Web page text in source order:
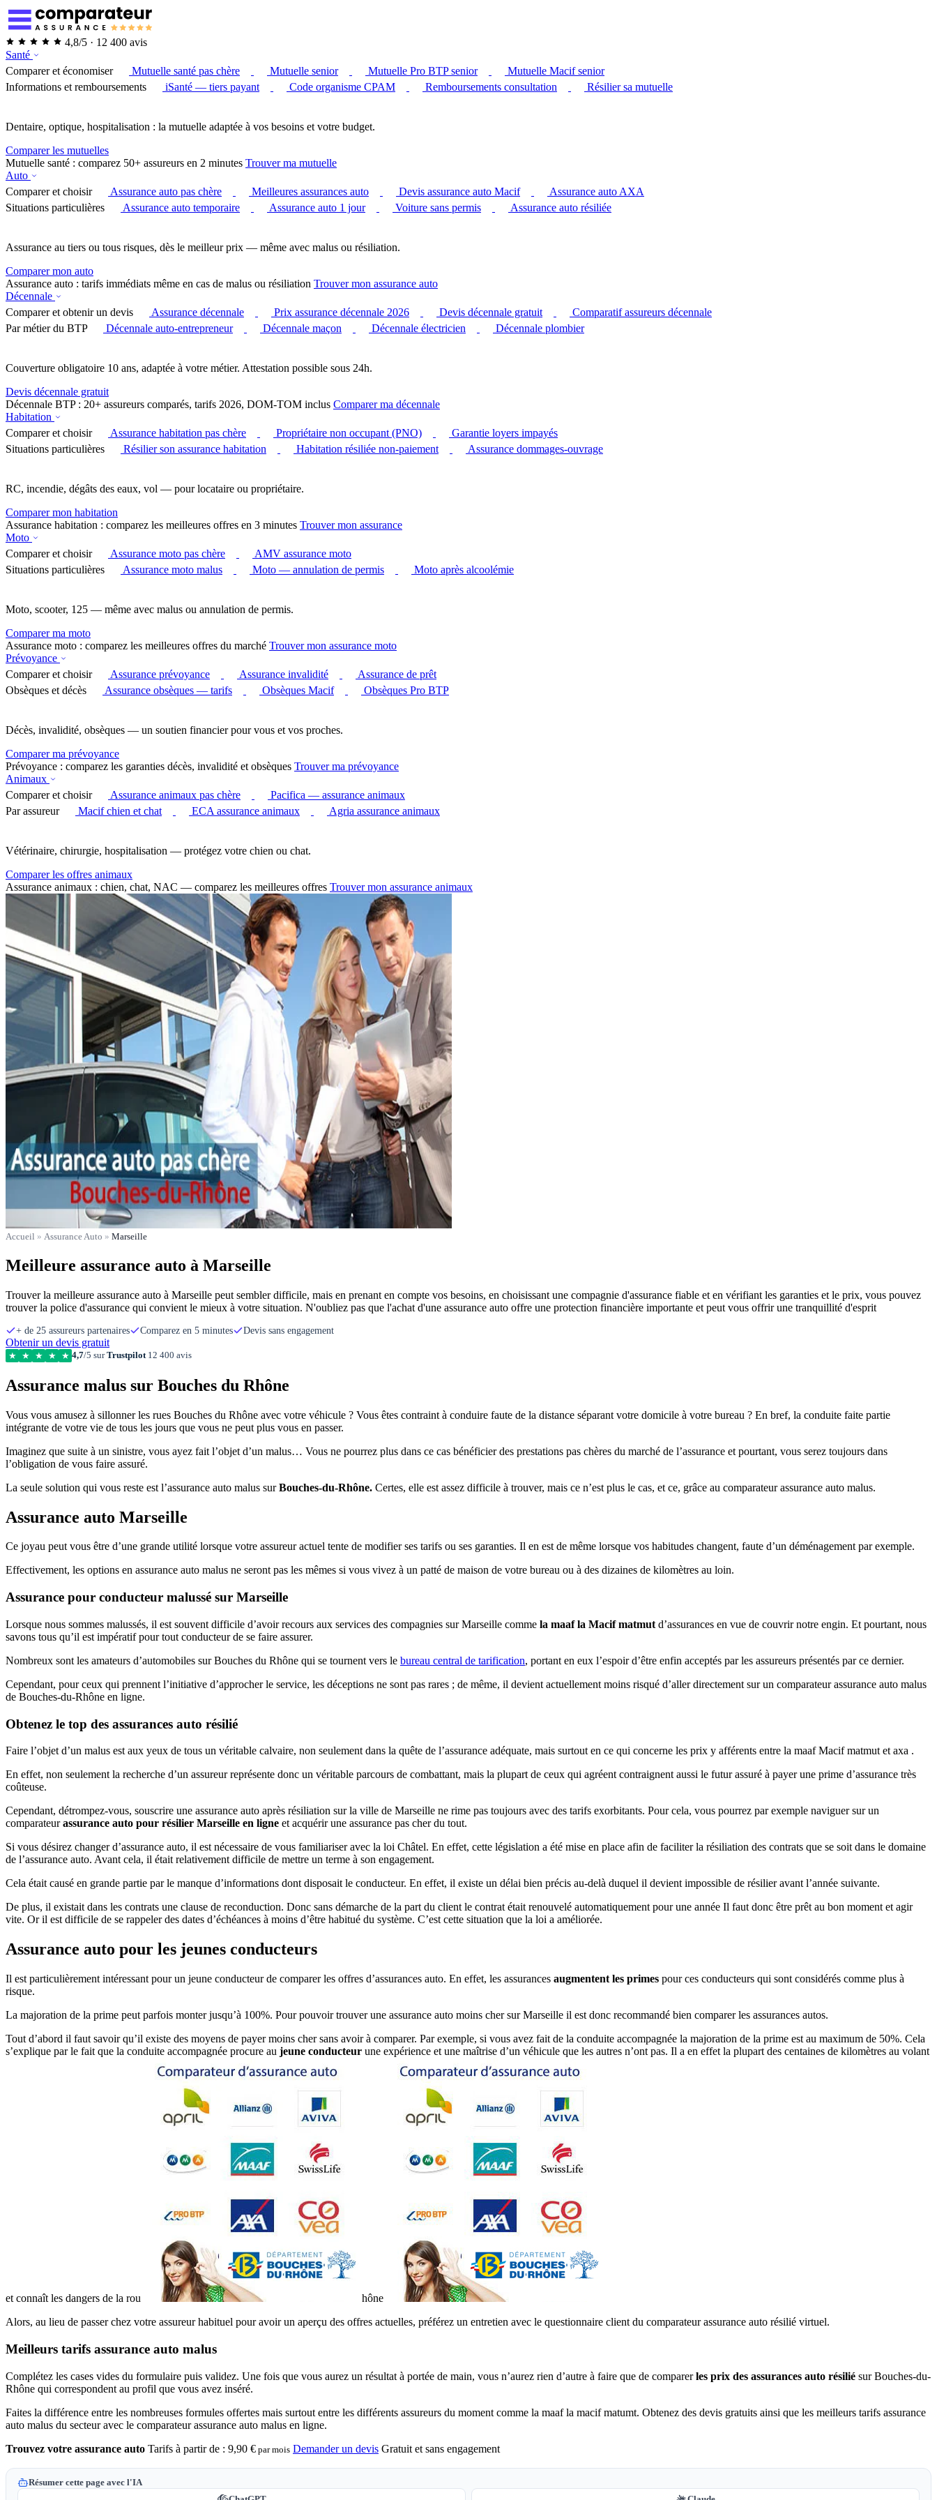
4,8/5 · 12 400 avis
Santé
Comparer et économiser
Mutuelle santé pas chère Mutuelle senior Mutuelle Pro BTP senior
Mutuelle Macif senior
Informations et remboursements
iSanté — tiers payant Code organisme CPAM Remboursements consultation Résilier sa mutuelle
Dentaire, optique, hospitalisation : la mutuelle adaptée à vos besoins et votre budget.
Comparer les mutuelles
Mutuelle santé : comparez 50+ assureurs en 2 minutes Trouver ma mutuelle
Auto
Comparer et choisir
Assurance auto pas chère Meilleures assurances auto Devis assurance auto Macif
Assurance auto AXA
Situations particulières
Assurance auto temporaire Assurance auto 1 jour Voiture sans permis Assurance auto résiliée
Assurance au tiers ou tous risques, dès le meilleur prix — même avec malus ou résiliation.
Comparer mon auto
Assurance auto : tarifs immédiats même en cas de malus ou résiliation Trouver mon assurance auto
Décennale
Comparer et obtenir un devis
Assurance décennale Prix assurance décennale 2026 Devis décennale gratuit
Comparatif assureurs décennale
Par métier du BTP
Décennale auto-entrepreneur Décennale maçon Décennale électricien Décennale plombier
Couverture obligatoire 10 ans, adaptée à votre métier. Attestation possible sous 24h.
Devis décennale gratuit
Décennale BTP : 20+ assureurs comparés, tarifs 2026, DOM-TOM inclus Comparer ma décennale
Habitation
Comparer et choisir
Assurance habitation pas chère Propriétaire non occupant (PNO)
Garantie loyers impayés
Situations particulières
Résilier son assurance habitation Habitation résiliée non-paiement Assurance dommages-ouvrage
RC, incendie, dégâts des eaux, vol — pour locataire ou propriétaire.
Comparer mon habitation
Assurance habitation : comparez les meilleures offres en 3 minutes Trouver mon assurance
Moto
Comparer et choisir
Assurance moto pas chère
AMV assurance moto
Situations particulières
Assurance moto malus Moto — annulation de permis Moto après alcoolémie
Moto, scooter, 125 — même avec malus ou annulation de permis.
Comparer ma moto
Assurance moto : comparez les meilleures offres du marché Trouver mon assurance moto
Prévoyance
Comparer et choisir
Assurance prévoyance Assurance invalidité
Assurance de prêt
Obsèques et décès
Assurance obsèques — tarifs Obsèques Macif Obsèques Pro BTP
Décès, invalidité, obsèques — un soutien financier pour vous et vos proches.
Comparer ma prévoyance
Prévoyance : comparez les garanties décès, invalidité et obsèques Trouver ma prévoyance
Animaux
Comparer et choisir
Assurance animaux pas chère
Pacifica — assurance animaux
Par assureur
Macif chien et chat ECA assurance animaux Agria assurance animaux
Vétérinaire, chirurgie, hospitalisation — protégez votre chien ou chat.
Comparer les offres animaux
Assurance animaux : chien, chat, NAC — comparez les meilleures offres Trouver mon assurance animaux
Accueil » Assurance Auto » Marseille
Meilleure assurance auto à Marseille
Trouver la meilleure assurance auto à Marseille peut sembler difficile, mais en prenant en compte vos besoins, en choisissant une compagnie d'assurance fiable et en vérifiant les garanties et le prix, vous pouvez
trouver la police d'assurance qui convient le mieux à votre situation. N'oubliez pas que l'achat d'une assurance auto offre une protection financière importante et peut vous offrir une tranquillité d'esprit
+ de 25 assureurs partenaires Comparez en 5 minutes Devis sans engagement
Obtenir un devis gratuit
★ ★ ★ ★ ★ 4,7/5 surTrustpilot12 400 avis
Assurance malus sur Bouches du Rhône
Vous vous amusez à sillonner les rues Bouches du Rhône avec votre véhicule ? Vous êtes contraint à conduire faute de la distance séparant votre domicile à votre bureau ? En bref, la conduite faite partie
intégrante de votre vie de tous les jours que vous ne peut plus vous en passer.
Imaginez que suite à un sinistre, vous ayez fait l’objet d’un malus… Vous ne pourrez plus dans ce cas bénéficier des prestations pas chères du marché de l’assurance et pourtant, vous serez toujours dans
l’obligation de vous faire assuré.
La seule solution qui vous reste est l’assurance auto malus surBouches-du-Rhône. Certes, elle est assez difficile à trouver, mais ce n’est plus le cas, et ce, grâce au comparateur assurance auto malus.
Assurance auto Marseille
Ce joyau peut vous être d’une grande utilité lorsque votre assureur actuel tente de modifier ses tarifs ou ses garanties. Il en est de même lorsque vos habitudes changent, faute d’un déménagement par exemple.
Effectivement, les options en assurance auto malus ne seront pas les mêmes si vous vivez à un patté de maison de votre bureau ou à des dizaines de kilomètres au loin.
Assurance pour conducteur malussé sur Marseille
Lorsque nous sommes malussés, il est souvent difficile d’avoir recours aux services des compagnies sur Marseille comme la maaf la Macif matmut d’assurances en vue de couvrir notre engin. Et pourtant, nous
savons tous qu’il est impératif pour tout conducteur de se faire assurer.
Nombreux sont les amateurs d’automobiles sur Bouches du Rhône qui se tournent vers le bureau central de tarification, portant en eux l’espoir d’être enfin acceptés par les assureurs présentés par ce dernier.
Cependant, pour ceux qui prennent l’initiative d’approcher le service, les déceptions ne sont pas rares ; de même, il devient actuellement moins risqué d’aller directement sur un comparateur assurance auto malus
de Bouches-du-Rhône en ligne.
Obtenez le top des assurances auto résilié
Faire l’objet d’un malus est aux yeux de tous un véritable calvaire, non seulement dans la quête de l’assurance adéquate, mais surtout en ce qui concerne les prix y afférents entre la maaf Macif matmut et axa .
En effet, non seulement la recherche d’un assureur représente donc un véritable parcours de combattant, mais la plupart de ceux qui agréent contraignent aussi le futur assuré à payer une prime d’assurance très
coûteuse.
Cependant, détrompez-vous, souscrire une assurance auto après résiliation sur la ville de Marseille ne rime pas toujours avec des tarifs exorbitants. Pour cela, vous pourrez par exemple naviguer sur un
comparateurassurance auto pour résilier Marseille en ligne et acquérir une assurance pas cher du tout.
Si vous désirez changer d’assurance auto, il est nécessaire de vous familiariser avec la loi Châtel. En effet, cette législation a été mise en place afin de faciliter la résiliation des contrats que se soit dans le domaine
de l’assurance auto. Avant cela, il était relativement difficile de mettre un terme à son engagement.
Cela était causé en grande partie par le manque d’informations dont disposait le conducteur. En effet, il existe un délai bien précis au-delà duquel il devient impossible de résilier avant l’année suivante.
De plus, il existait dans les contrats une clause de reconduction. Donc sans démarche de la part du client le contrat était renouvelé automatiquement pour une année Il faut donc être prêt au bon moment et agir
vite. Or il est difficile de se rappeler des dates d’échéances à moins d’être habitué du système. C’est cette situation que la loi a améliorée.
Assurance auto pour les jeunes conducteurs
Il est particulièrement intéressant pour un jeune conducteur de comparer les offres d’assurances auto. En effet, les assurances augmentent les primes pour ces conducteurs qui sont considérés comme plus à
risque.
La majoration de la prime peut parfois monter jusqu’à 100%. Pour pouvoir trouver une assurance auto moins cher sur Marseille il est donc recommandé bien comparer les assurances autos.
Tout d’abord il faut savoir qu’il existe des moyens de payer moins cher sans avoir à comparer. Par exemple, si vous avez fait de la conduite accompagnée la majoration de la prime est au maximum de 50%. Cela
s’explique par le fait que la conduite accompagnée procure au jeune conducteur une expérience et une maîtrise d’un véhicule que les autres n’ont pas. Il a en effet la plupart des centaines de kilomètres au volant
et connaît les dangers de la rou
hône
Alors, au lieu de passer chez votre assureur habituel pour avoir un aperçu des offres actuelles, préférez un entretien avec le questionnaire client du comparateur assurance auto résilié virtuel.
Meilleurs tarifs assurance auto malus
Complétez les cases vides du formulaire puis validez. Une fois que vous aurez un résultat à portée de main, vous n’aurez rien d’autre à faire que de comparerles prix des assurances auto résilié sur Bouches-du-
Rhône qui correspondent au profil que vous avez inséré.
Faites la différence entre les nombreuses formules offertes mais surtout entre les différents assureurs du moment comme la maaf la macif matumt. Obtenez des devis gratuits ainsi que les meilleurs tarifs assurance
auto malus du secteur avec le comparateur assurance auto malus en ligne.
Trouvez votre assurance auto Tarifs à partir de : 9,90 € par mois Demander un devis Gratuit et sans engagement
Résumer cette page avec l'IA